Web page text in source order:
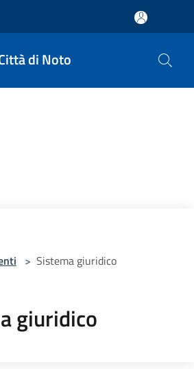
di Noto
> Sistema giuridico
giuridico